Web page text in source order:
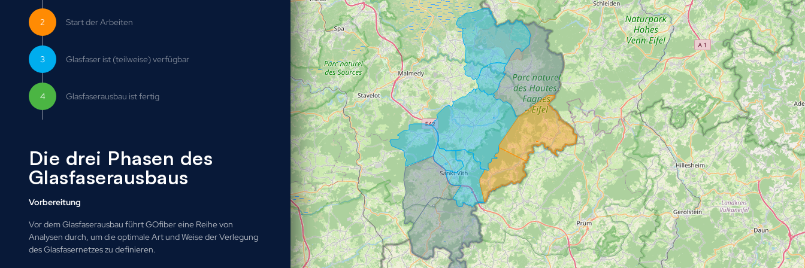
Trage deine
Adresse ein
Ort
Jetzt Adresse suchen
Start der Arbeiten
Glasfaser ist (teilweise) verfügbar
Glasfaserausbau ist fertig
Die drei Phasen des
Glasfaserausbaus
Vorbereitung
Vor dem Glasfaserausbau führt GOfiber eine Reihe von
Analysen durch, um die optimale Art und Weise der Verlegung
des Glasfasernetzes zu definieren.